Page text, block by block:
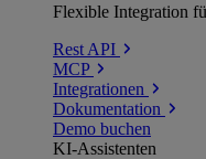
Flexible Integration
Rest API
MCP
Integrationen
Dokumentation
Demo buchen
KI-Assistenten